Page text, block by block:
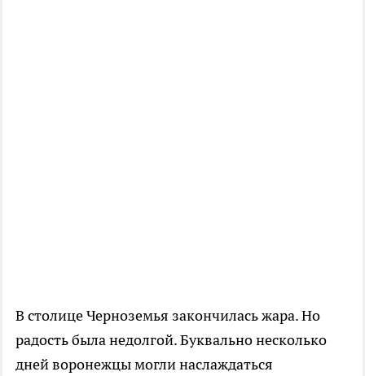
В столице Черноземья закончилась жара. Но
радость была недолгой. Буквально несколько
дней воронежцы могли наслаждаться